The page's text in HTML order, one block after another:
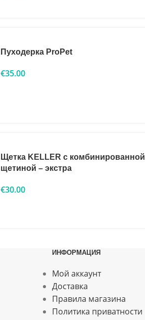
Пуходерка ProPet
€35.00
Щетка KELLER с комбинированной
щетиной – экстра
€30.00
ИНФОРМАЦИЯ
Мой аккаунт
Доставка
Правила магазина
Политика приватности